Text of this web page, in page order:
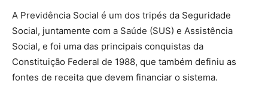
A Previdência Social é um dos tripés da Seguridade
Social, juntamente com a Saúde (SUS) e Assistência
Social, e foi uma das principais conquistas da
Constituição Federal de 1988, que também definiu as
fontes de receita que devem financiar o sistema.